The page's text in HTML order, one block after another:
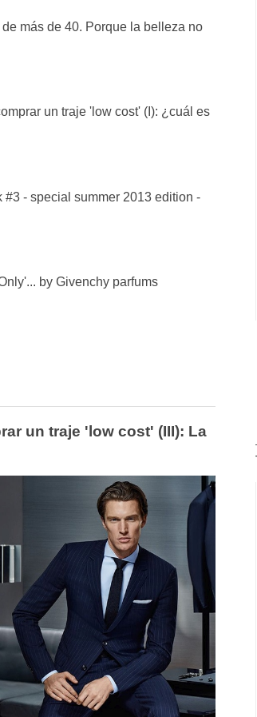
más de 40. Porque la belleza no
un traje 'low cost' (I): ¿cuál es
#3 - special summer 2013 edition -
by Givenchy parfums
un traje 'low cost' (III): La